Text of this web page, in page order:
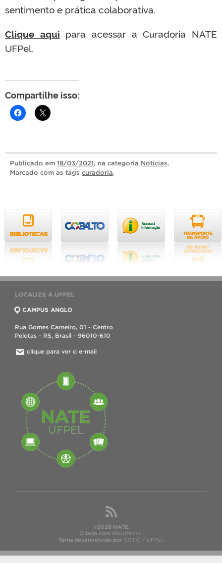
sentimento e prática colaborativa.
Clique aqui para acessar a Curadoria NATE
UFPel.
Compartilhe isso:
Publicado em 18/03/2021, na categoria Notícias.
Marcado com as tags curadoria.
LOCALIZE A UFPEL
CAMPUS ANGLO
Rua Gomes Carneiro, 01 - Centro
Pelotas - RS, Brasil - 96010-610
clique para ver o e-mail
©2026 NATE.
Criado com WordPress.
Tema desenvolvido por SGTIC / UFPel.